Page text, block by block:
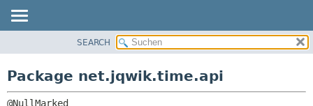
KLASSE
BAUM
ZUGEHÖRIGE PACKAGES
SEARCH
Package net.jqwik.time.api